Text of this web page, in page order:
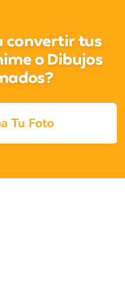
convertir tus
o Dibujos
Tu Foto